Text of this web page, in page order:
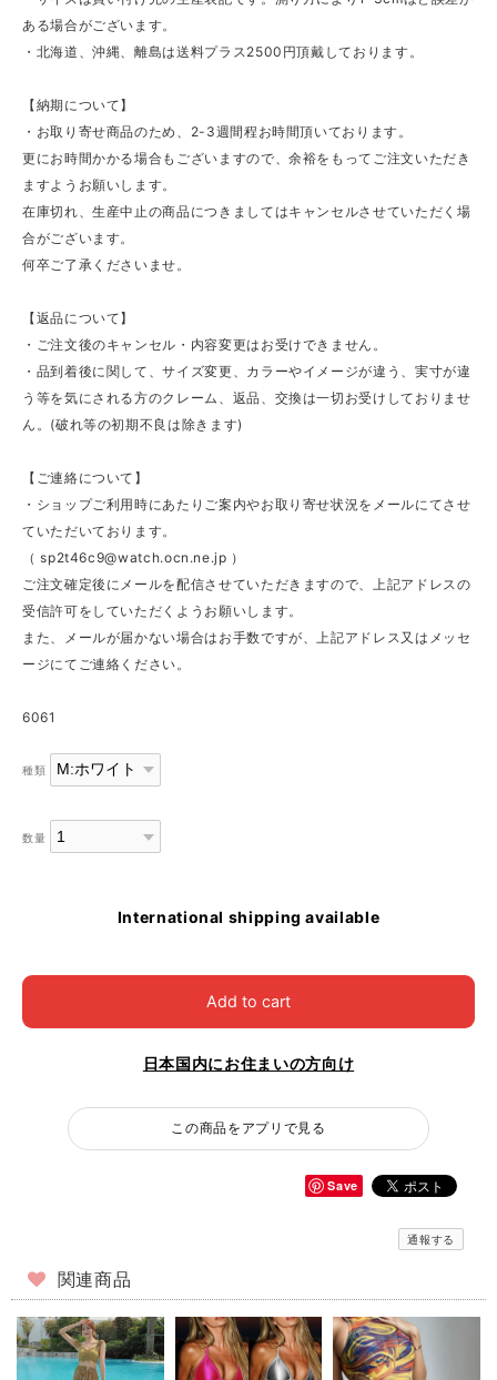
ある場合がございます。
・北海道、沖縄、離島は送料プラス2500円頂戴しております。
【納期について】
・お取り寄せ商品のため、2-3週間程お時間頂いております。
更にお時間かかる場合もございますので、余裕をもってご注文いただき
ますようお願いします。
在庫切れ、生産中止の商品につきましてはキャンセルさせていただく場
合がございます。
何卒ご了承くださいませ。
【返品について】
・ご注文後のキャンセル・内容変更はお受けできません。
・品到着後に関して、サイズ変更、カラーやイメージが違う、実寸が違
う等を気にされる方のクレーム、返品、交換は一切お受けしておりませ
ん。(破れ等の初期不良は除きます)
【ご連絡について】
・ショップご利用時にあたりご案内やお取り寄せ状況をメールにてさせ
ていただいております。
（sp2t46c9@watch.ocn.ne.jp ）
ご注文確定後にメールを配信させていただきますので、上記アドレスの
受信許可をしていただくようお願いします。
また、メールが届かない場合はお手数ですが、上記アドレス又はメッセ
ージにてご連絡ください。
6061
種類
数量
International shipping available
Add to cart
日本国内にお住まいの方向け
この商品をアプリで見る
Save
通報する
関連商品